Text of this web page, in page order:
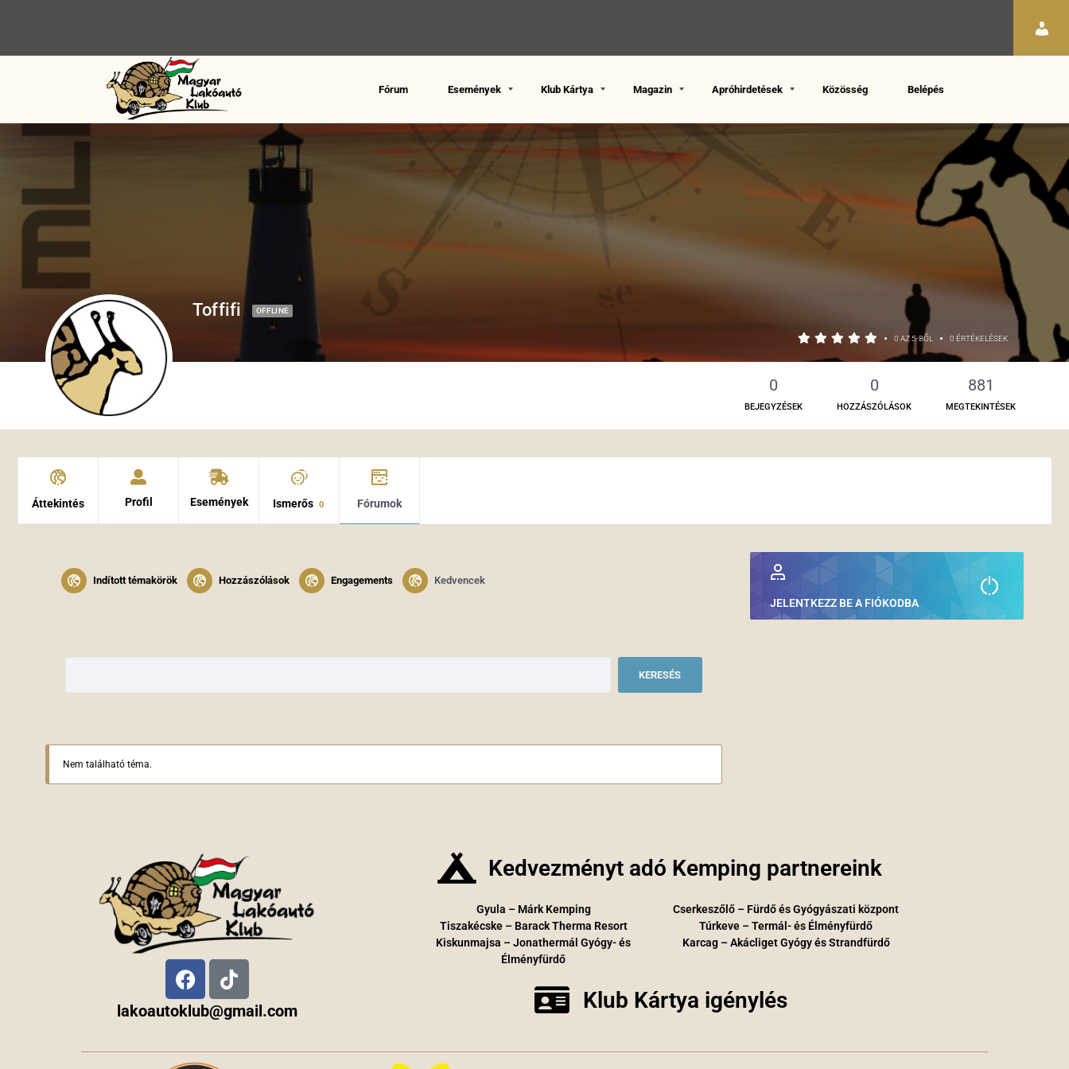
Fórum Események Klub Kártya Magazin Apróhirdetések Közösség Belépés
Toffifi OFFLINE
• 0 AZ 5-BŐL • 0 ÉRTÉKELÉSEK
0
BEJEGYZÉSEK
0
HOZZÁSZÓLÁSOK
881
MEGTEKINTÉSEK
Áttekintés Profil Események Ismerős 0 Fórumok
Indított témakörök Hozzászólások Engagements Kedvencek
Nem található téma.
JELENTKEZZ BE A FIÓKODBA
lakoautoklub@gmail.com
Kedvezményt adó Kemping partnereink
Gyula – Márk Kemping
Tiszakécske – Barack Therma Resort
Kiskunmajsa – Jonathermál Gyógy- és
Élményfürdő
Cserkeszőlő – Fürdő és Gyógyászati központ
Túrkeve – Termál- és Élményfürdő
Karcag – Akácliget Gyógy és Strandfürdő
Klub Kártya igénylés